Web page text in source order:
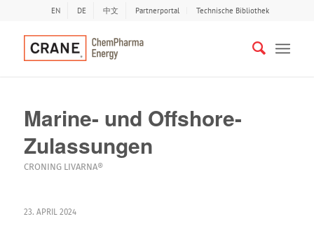
EN DE 中文 Partnerportal Technische Bibliothek
Marine- und Offshore-
Zulassungen
CRONING LIVARNA®
23. APRIL 2024